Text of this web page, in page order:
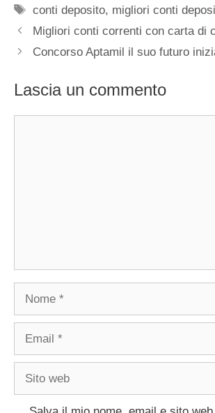
Tag
conti deposito, migliori conti
Migliori conti correnti con carta di
Concorso Aptamil il suo futuro
Lascia un commento
Nome
Email
Sito